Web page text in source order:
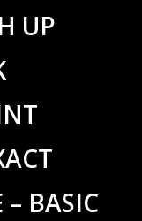
UP
BASIC